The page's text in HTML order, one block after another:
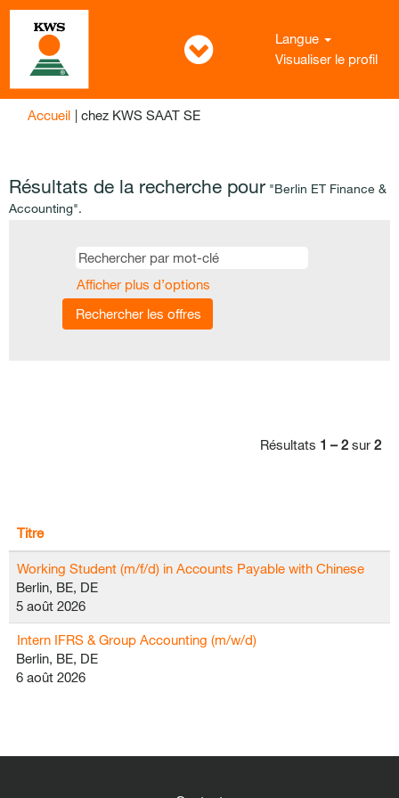
Langue
Visualiser le profil
Accueil | chez KWS SAAT SE(page
Résultats de la recherche pour "Berlin ET Finance &
Accounting".
Afficher plus d’options
Résultats 1 – 2 sur 2
Titre
Working Student (m/f/d) in Accounts Payable with Chinese
Berlin, BE, DE
5 août 2026
Intern IFRS & Group Accounting (m/w/d)
Berlin, BE, DE
6 août 2026